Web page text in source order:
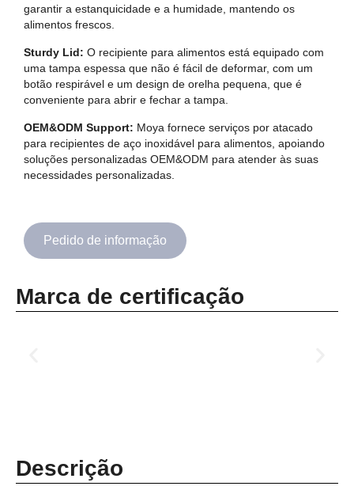
garantir a estanquicidade e a humidade, mantendo os
alimentos frescos.
Sturdy Lid: O recipiente para alimentos está equipado com
uma tampa espessa que não é fácil de deformar, com um
botão respirável e um design de orelha pequena, que é
conveniente para abrir e fechar a tampa.
OEM&ODM Support: Moya fornece serviços por atacado
para recipientes de aço inoxidável para alimentos, apoiando
soluções personalizadas OEM&ODM para atender às suas
necessidades personalizadas.
Pedido de informação
Marca de certificação
Descrição